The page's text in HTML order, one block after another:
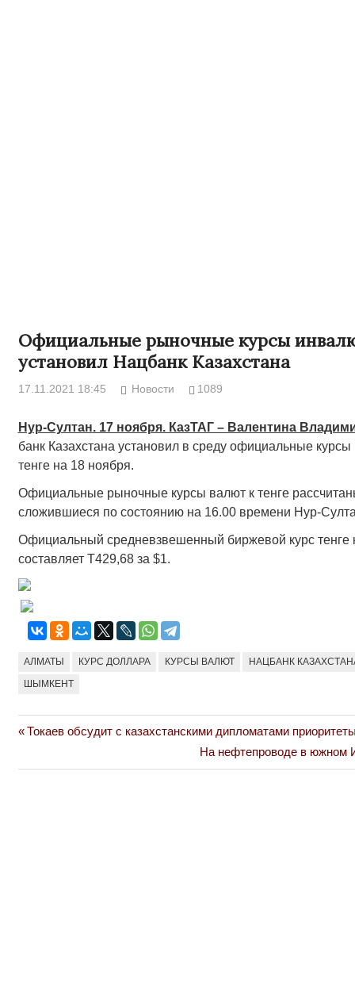
Официальные рыночные курсы
установил Нацбанк Казахстана
17.11.2021 18:45 Новости 1089
Нур-Султан. 17 ноября. КазТАГ – Валентина
банк Казахстана установил в среду официальные
тенге на 18 ноября.
Официальные рыночные курсы валют к тенге
сложившиеся по состоянию на 16.00 времени Нур-
Официальный средневзвешенный биржевой курс тенге
составляет Т429,68 за $1.
АЛМАТЫ КУРС ДОЛЛАРА КУРСЫ ВАЛЮТ НАЦБАНК
ШЫМКЕНТ
Навигация
по
Previous
Токаев обсудит с казахстанскими дипломатами
Next
Post:
На нефтепроводе в южном